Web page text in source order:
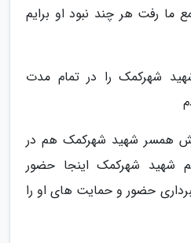
ما رفت هر چند نبود او برایم
شهرکمک را در تمام مدت
همسر شهید شهرکمک هم در
شهید شهرکمک اینجا حضور
حضور و حمایت های او را